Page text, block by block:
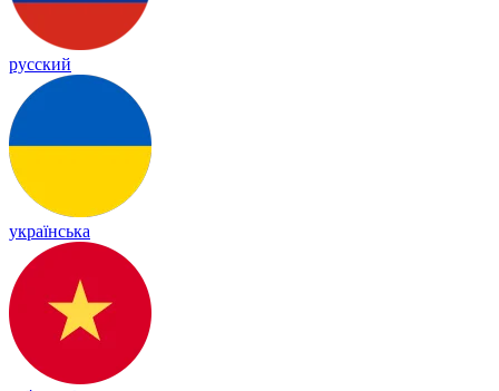
русский
українська